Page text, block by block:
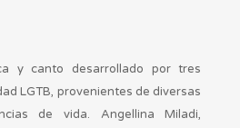
y canto desarrollado por tres
LGTB, provenientes de diversas
de vida. Angellina Miladi,